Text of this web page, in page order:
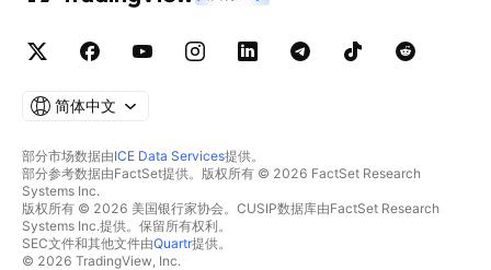
简体中文
部分市场数据由ICE Data Services提供。
部分参考数据由FactSet提供。版权所有 © 2026 FactSet Research
Systems Inc.
版权所有 © 2026 美国银行家协会。CUSIP数据库由FactSet Research
Systems Inc.提供。保留所有权利。
SEC文件和其他文件由Quartr提供。
© 2026 TradingView, Inc.